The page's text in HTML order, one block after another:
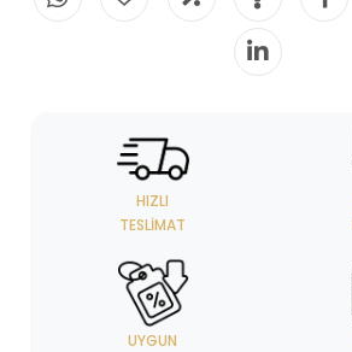
HIZLI
TESLIMAT
UYGUN